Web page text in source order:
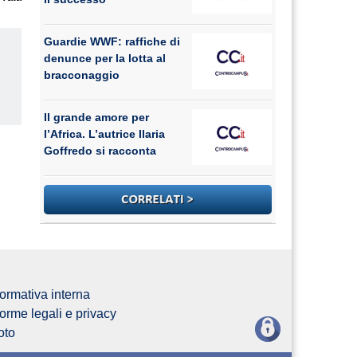
Guardie WWF: raffiche di
denunce per la lotta al
bracconaggio
Il grande amore per
l’Africa. L’autrice Ilaria
Goffredo si racconta
interna
legali e privacy